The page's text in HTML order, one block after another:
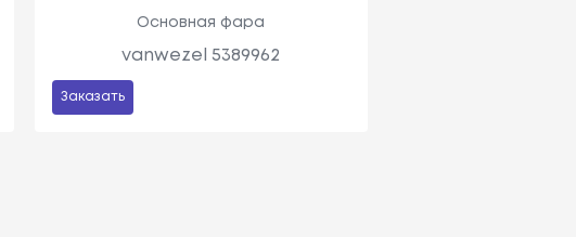
Основная фара
vanwezel 5389962
Заказать